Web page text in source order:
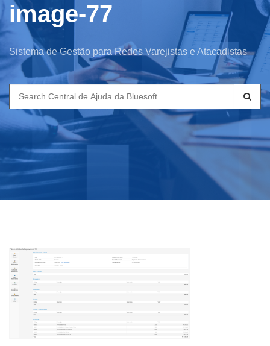
image-77
Sistema de Gestão para Redes Varejistas e Atacadistas
Search
for: